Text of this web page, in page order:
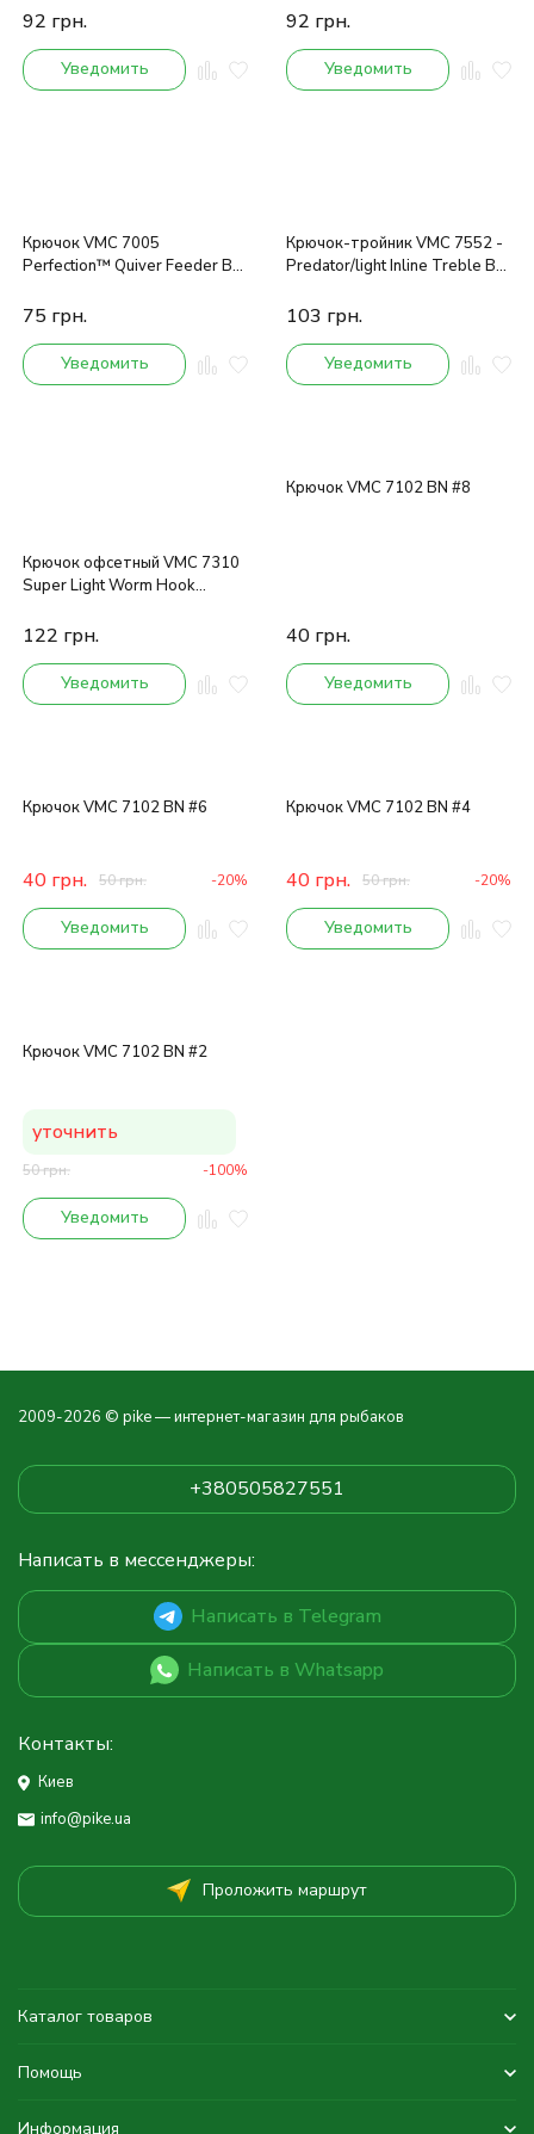
92 грн.
Уведомить
10шт.
92 грн.
Уведомить
Крючок VMC 7005
Perfection™ Quiver Feeder BN
75 грн.
Уведомить
Крючок-тройник VMC 7552 -
Predator/light Inline Treble BN
103 грн.
Уведомить
Крючок офсетный VMC 7310
Super Light Worm Hook
5шт.
122 грн.
Уведомить
Крючок VMC 7102 BN #8
40 грн.
Уведомить
Крючок VMC 7102 BN #6
40 грн. 50грн. -20%
Уведомить
Крючок VMC 7102 BN #4
40 грн. 50грн. -20%
Уведомить
Крючок VMC 7102 BN #2
уточнить
50грн. -100%
Уведомить
2009-2026 © pike — интернет-магазин для рыбаков
+380505827551
Написать в мессенджеры:
Написать в Telegram
Написать в Whatsapp
Контакты:
Киев
info@pike.ua
Проложить маршрут
Каталог товаров
Помощь
Информация